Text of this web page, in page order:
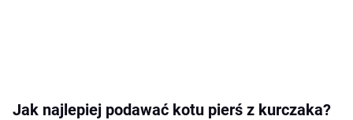
Jak najlepiej podawać kotu pierś z kurczaka?